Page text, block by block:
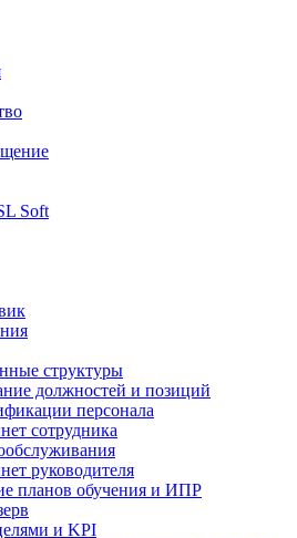
Soft
структуры
должностей и позиций
персонала
сотрудника
руководителя
планов обучения и ИПР
и KPI